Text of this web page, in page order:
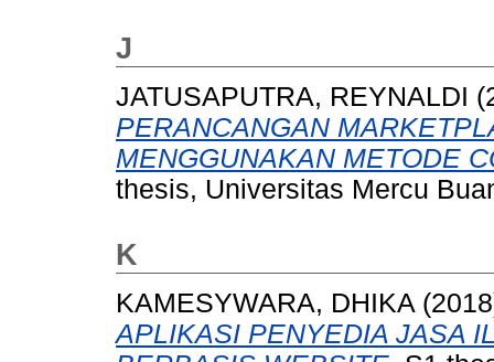
J
JATUSAPUTRA, REYNALDI
PERANCANGAN
MENGGUNAKAN METODE
thesis, Universitas Mercu
K
KAMESYWARA, DHIKA
APLIKASI PENYEDIA JASA